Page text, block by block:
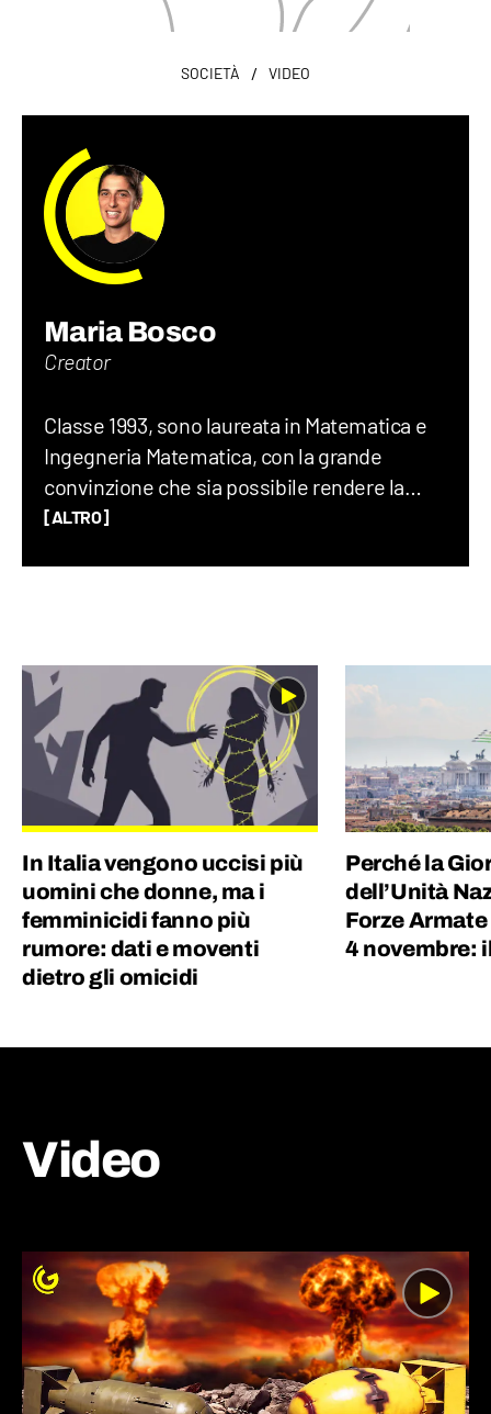
SOCIETÀ / VIDEO
Maria Bosco
Creator
Classe 1993, sono laureata in Matematica e
Ingegneria Matematica, con la grande
convinzione che sia possibile rendere la
matematica divertente e comprensibile. Ex-
approdare in Geopop.
[ALTRO]
In Italia vengono uccisi più
uomini che donne, ma i
femminicidi fanno più
rumore: dati e moventi
dietro gli omicidi
Perché la
dell’Unità
Forze
4 novembre:
Video